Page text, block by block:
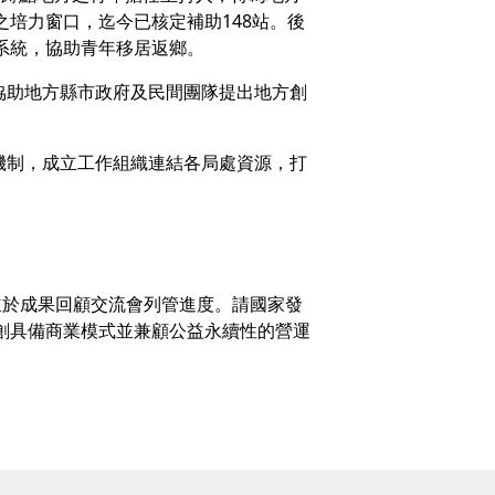
力窗口，迄今已核定補助148站。後
，協助青年移居返鄉。
地方縣市政府及民間團隊提出地方創
，成立工作組織連結各局處資源，打
成果回顧交流會列管進度。請國家發
備商業模式並兼顧公益永續性的營運